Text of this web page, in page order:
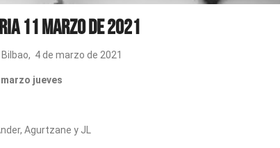
11 marzo de 2021
Bilbao, 4 de marzo de 2021
jueves
Agurtzane y JL